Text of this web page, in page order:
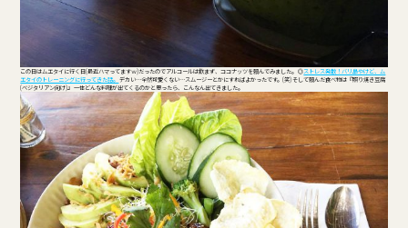
この日はムエタイに行く日(最近ハマってますｗ)だったのでアルコールは飲まず、ココナッツを頼んでみました。 ◎ストレス発散！バリ島やけど、ム
エタイのトレーニングに行ってきた話。 デカい…全然可愛くない…スムージーとかにすればよかったです。(笑) そして頼んだ食べ物は『照り焼き豆腐
(ベジタリアン向け)』 一体どんな料理が出てくるのかと思ったら、こんなん出てきました。